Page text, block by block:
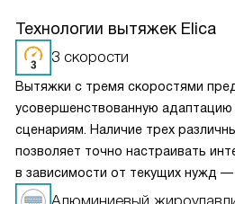
Технологии вытяжек Elica
3 скорости
Вытяжки с тремя скоростями
усовершенствованную
сценариям. Наличие трех
позволяет точно настраивать
в зависимости от текущих нужд —
вентиляция при медленном